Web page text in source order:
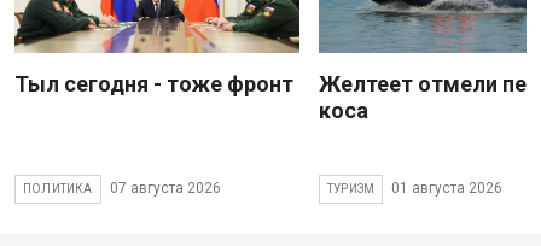
Тыл сегодня - тоже фронт
ПОЛИТИКА 07 августа 2026
Желтеет отмели
коса
ТУРИЗМ 01 августа 2026